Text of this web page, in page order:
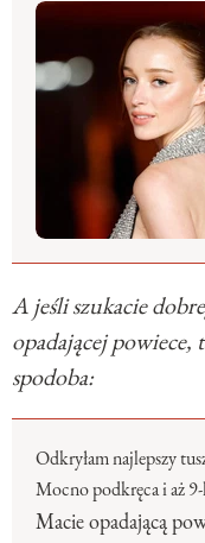
A jeśli szukacie
opadającej powiece,
spodoba:
Odkryłam najlepszy
Mocno podkręca i aż
Macie opadającą